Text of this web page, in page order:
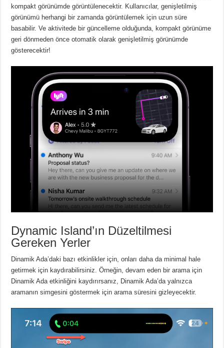
kompakt görünümde görüntülenecektir. Kullanıcılar, genişletilmiş
görünümü herhangi bir zamanda görüntülemek için uzun süre
basabilir.Ve aktivitede bir güncelleme olduğunda, kompakt görünüme
geri dönmeden önce otomatik olarak genişletilmiş görünümde
gösterecektir!
Dynamic Island’ın Düzeltilmesi
Gereken Yerler
Dinamik Ada’daki bazı etkinlikler için, onları daha da minimal hale
getirmek için kaydırabilirsiniz.Örneğin, devam eden bir arama için
Dinamik Ada etkinliğini kaydırırsanız, Dinamik Ada’da yalnızca
aramanın simgesini göstermek için arama süresini gizleyecektir.